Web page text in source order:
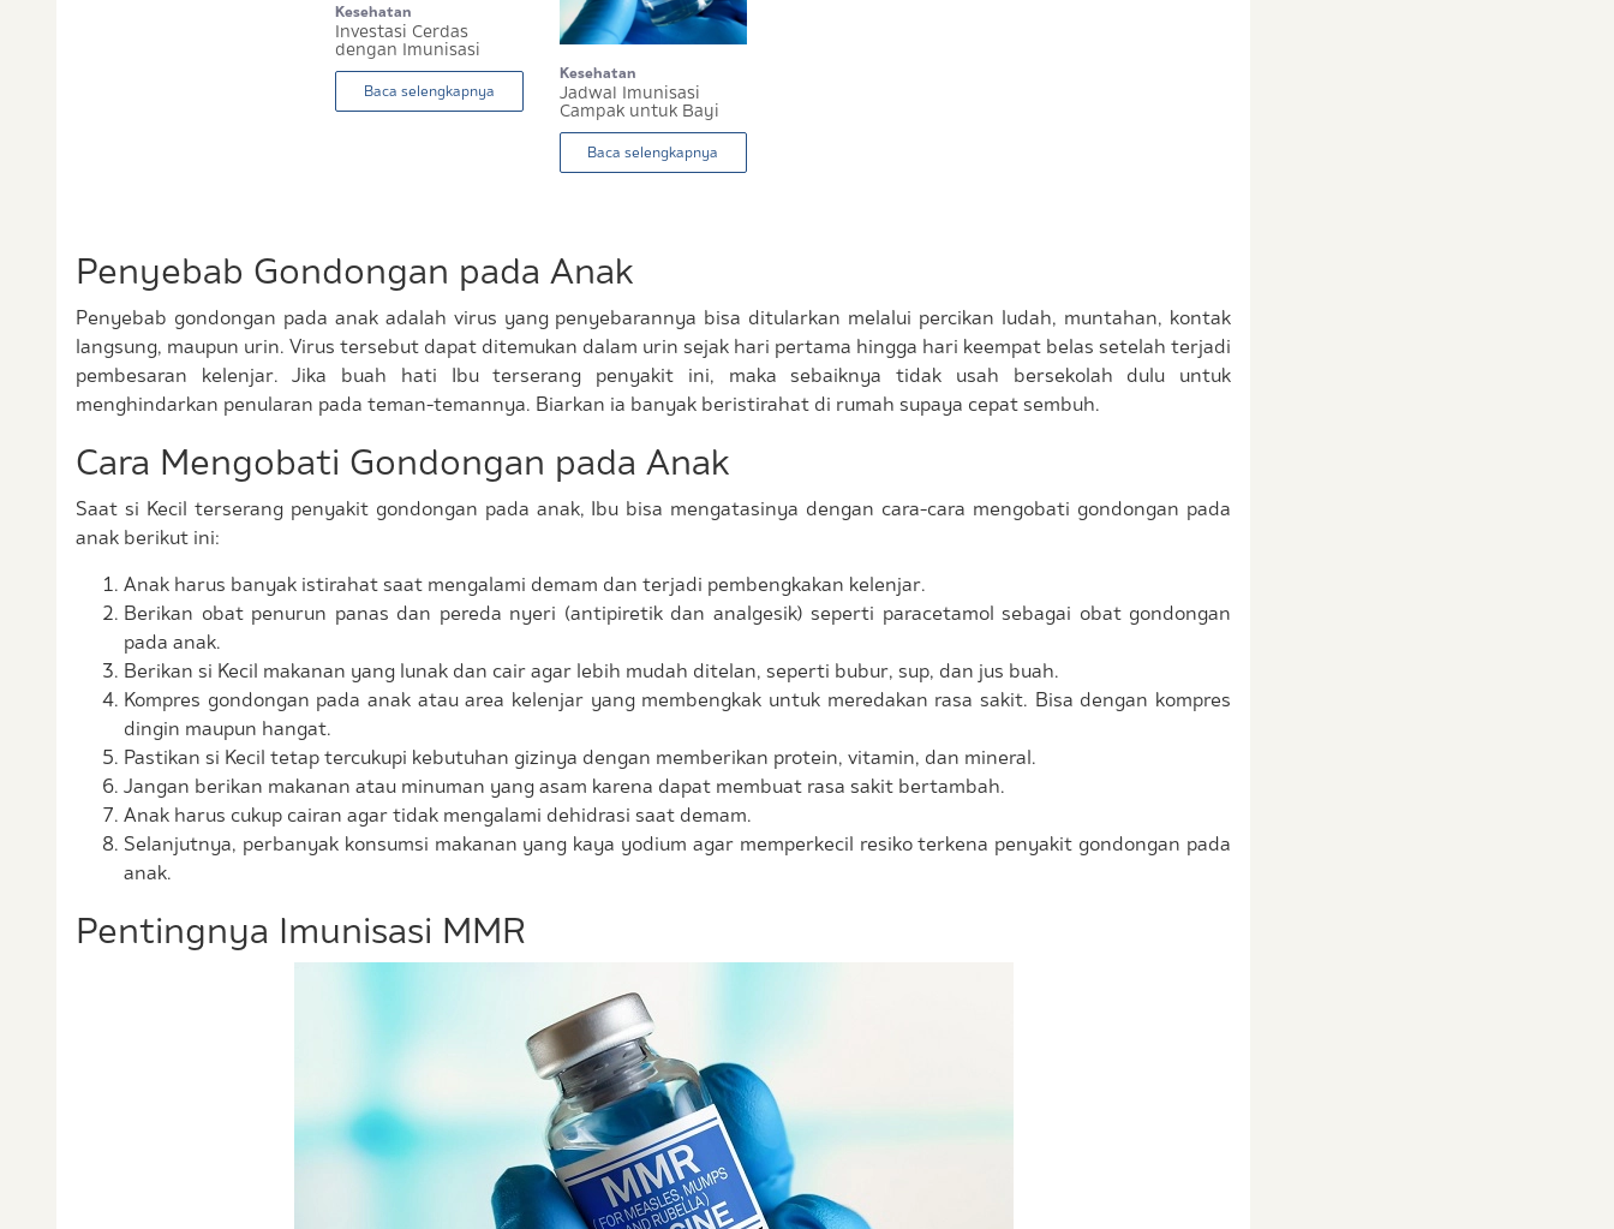
Kesehatan
Investasi Cerdas
dengan Imunisasi
untuk Kesehat...
Baca selengkapnya
Kesehatan
Jadwal Imunisasi
Campak untuk Bayi
untuk Perlin...
Baca selengkapnya
Penyebab Gondongan pada Anak
Penyebab gondongan pada anak adalah virus yang penyebarannya bisa ditularkan melalui percikan ludah, muntahan, kontak
langsung, maupun urin. Virus tersebut dapat ditemukan dalam urin sejak hari pertama hingga hari keempat belas setelah terjadi
pembesaran kelenjar. Jika buah hati Ibu terserang penyakit ini, maka sebaiknya tidak usah bersekolah dulu untuk
menghindarkan penularan pada teman-temannya. Biarkan ia banyak beristirahat di rumah supaya cepat sembuh.
Cara Mengobati Gondongan pada Anak
Saat si Kecil terserang penyakit gondongan pada anak, Ibu bisa mengatasinya dengan cara-cara mengobati gondongan pada
anak berikut ini:
Anak harus banyak istirahat saat mengalami demam dan terjadi pembengkakan kelenjar.
Berikan obat penurun panas dan pereda nyeri (antipiretik dan analgesik) seperti paracetamol sebagai obat gondongan
pada anak.
Berikan si Kecil makanan yang lunak dan cair agar lebih mudah ditelan, seperti bubur, sup, dan jus buah.
Kompres gondongan pada anak atau area kelenjar yang membengkak untuk meredakan rasa sakit. Bisa dengan kompres
dingin maupun hangat.
Pastikan si Kecil tetap tercukupi kebutuhan gizinya dengan memberikan protein, vitamin, dan mineral.
Jangan berikan makanan atau minuman yang asam karena dapat membuat rasa sakit bertambah.
Anak harus cukup cairan agar tidak mengalami dehidrasi saat demam.
Selanjutnya, perbanyak konsumsi makanan yang kaya yodium agar memperkecil resiko terkena penyakit gondongan pada
anak.
Pentingnya Imunisasi MMR